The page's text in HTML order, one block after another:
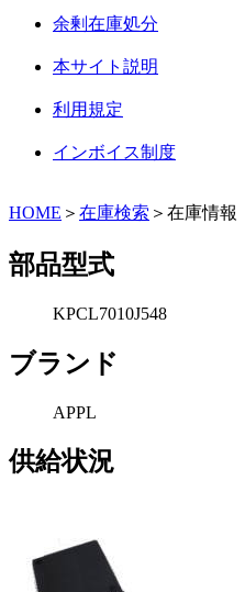
余剰在庫処分
本サイト説明
利用規定
インボイス制度
HOME ＞ 在庫検索 ＞在庫情報
部品型式
KPCL7010J548
ブランド
APPL
供給状況